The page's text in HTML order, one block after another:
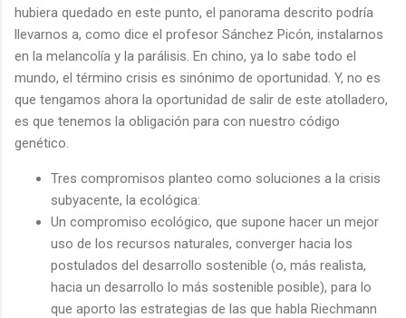
hubiera quedado en este punto, el panorama descrito podría
llevarnos a, como dice el profesor Sánchez Picón, instalarnos
en la melancolía y la parálisis. En chino, ya lo sabe todo el
mundo, el término crisis es sinónimo de oportunidad. Y, no es
que tengamos ahora la oportunidad de salir de este atolladero,
es que tenemos la obligación para con nuestro código
genético.
Tres compromisos planteo como soluciones a la crisis
subyacente, la ecológica:
Un compromiso ecológico, que supone hacer un mejor
uso de los recursos naturales, converger hacia los
postulados del desarrollo sostenible (o, más realista,
hacia un desarrollo lo más sostenible posible), para lo
que aporto las estrategias de las que habla Riechmann